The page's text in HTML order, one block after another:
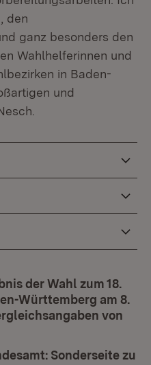
den
ganz besonders den
Wahlhelferinnen und
in Baden-
und
der Wahl zum 18.
Württemberg am 8.
von
Sonderseite zu